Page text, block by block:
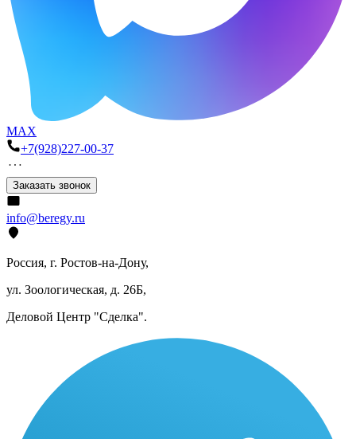
MAX
+7(928)227-00-37
Заказать звонок
info@beregy.ru
Россия, г. Ростов-на-Дону,
ул. Зоологическая, д. 26Б,
Деловой Центр "Сделка".